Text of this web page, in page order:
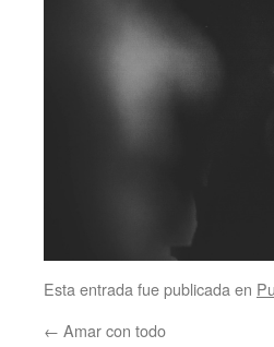
Esta entrada fue publicada en
← Amar con todo